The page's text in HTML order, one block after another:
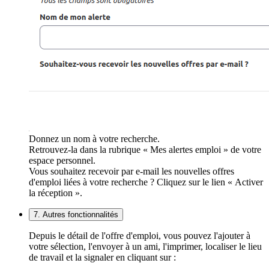
Donnez un nom à votre recherche.
Retrouvez-la dans la rubrique « Mes alertes emploi » de votre
espace personnel.
Vous souhaitez recevoir par e-mail les nouvelles offres
d'emploi liées à votre recherche ? Cliquez sur le lien « Activer
la réception ».
7. Autres fonctionnalités
Depuis le détail de l'offre d'emploi, vous pouvez l'ajouter à
votre sélection, l'envoyer à un ami, l'imprimer, localiser le lieu
de travail et la signaler en cliquant sur :